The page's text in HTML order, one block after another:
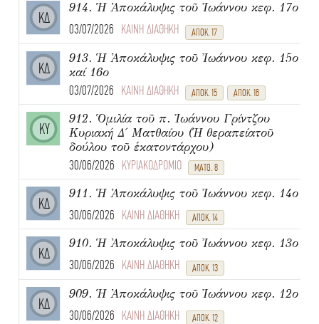
ΚΔ
914. Ἡ Ἀποκάλυψις τοῦ Ἰωάννου κεφ. 17ο
03/07/2026 ΚΑΙΝΗ ΔΙΑΘΗΚΗ ΑΠΟΚ. 17
ΚΔ
913. Ἡ Ἀποκάλυψις τοῦ Ἰωάννου κεφ. 15ο
καί 16ο
03/07/2026 ΚΑΙΝΗ ΔΙΑΘΗΚΗ ΑΠΟΚ. 15 ΑΠΟΚ. 16
ΚΥ
912. Ὁμιλία τοῦ π. Ἰωάννου Γρίντζου
Κυριακή Δ΄ Ματθαίου (Ἡ θεραπείατοῦ
δούλου τοῦ ἑκατοντάρχου)
30/06/2026 ΚΥΡΙΑΚΟΔΡΟΜΙΟ ΜΑΤΘ. 8
ΚΔ
911. Ἡ Ἀποκάλυψις τοῦ Ἰωάννου κεφ. 14ο
30/06/2026 ΚΑΙΝΗ ΔΙΑΘΗΚΗ ΑΠΟΚ. 14
ΚΔ
910. Ἡ Ἀποκάλυψις τοῦ Ἰωάννου κεφ. 13ο
30/06/2026 ΚΑΙΝΗ ΔΙΑΘΗΚΗ ΑΠΟΚ. 13
ΚΔ
909. Ἡ Ἀποκάλυψις τοῦ Ἰωάννου κεφ. 12ο
30/06/2026 ΚΑΙΝΗ ΔΙΑΘΗΚΗ ΑΠΟΚ. 12